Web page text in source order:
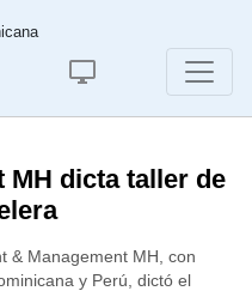
MH dicta taller de
& Management MH, con
y Perú, dictó el